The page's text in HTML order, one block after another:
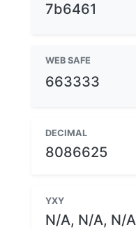
7b6461
WEB SAFE
663333
DECIMAL
8086625
YXY
N/A, N/A, N/A